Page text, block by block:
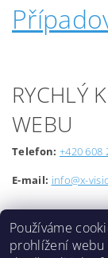
RYCHLÝ
WEBU
Telefon: +420 608
E-mail: info@x-
Používáme
prohlížení webu